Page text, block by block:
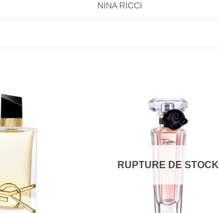
NINA RICCI
RUPTURE DE STOCK